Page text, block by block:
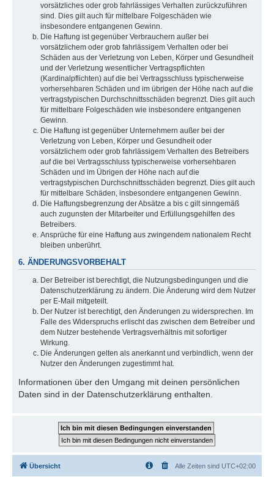
vorsätzliches oder grob fahrlässiges Verhalten zurückzuführen
sind. Dies gilt auch für mittelbare Folgeschäden wie
insbesondere entgangenen Gewinn.
Die Haftung ist gegenüber Verbrauchern außer bei
vorsätzlichem oder grob fahrlässigem Verhalten oder bei
Schäden aus der Verletzung von Leben, Körper und Gesundheit
und der Verletzung wesentlicher Vertragspflichten
(Kardinalpflichten) auf die bei Vertragsschluss typischerweise
vorhersehbaren Schäden und im übrigen der Höhe nach auf die
vertragstypischen Durchschnittsschäden begrenzt. Dies gilt auch
für mittelbare Folgeschäden wie insbesondere entgangenen
Gewinn.
Die Haftung ist gegenüber Unternehmern außer bei der
Verletzung von Leben, Körper und Gesundheit oder
vorsätzlichem oder grob fahrlässigem Verhalten des Betreibers
auf die bei Vertragsschluss typischerweise vorhersehbaren
Schäden und im Übrigen der Höhe nach auf die
vertragstypischen Durchschnittsschäden begrenzt. Dies gilt auch
für mittelbare Schäden, insbesondere entgangenen Gewinn.
Die Haftungsbegrenzung der Absätze a bis c gilt sinngemäß
auch zugunsten der Mitarbeiter und Erfüllungsgehilfen des
Betreibers.
Ansprüche für eine Haftung aus zwingendem nationalem Recht
bleiben unberührt.
6. ÄNDERUNGSVORBEHALT
Der Betreiber ist berechtigt, die Nutzungsbedingungen und die
Datenschutzerklärung zu ändern. Die Änderung wird dem Nutzer
per E-Mail mitgeteilt.
Der Nutzer ist berechtigt, den Änderungen zu widersprechen. Im
Falle des Widerspruchs erlischt das zwischen dem Betreiber und
dem Nutzer bestehende Vertragsverhältnis mit sofortiger
Wirkung.
Die Änderungen gelten als anerkannt und verbindlich, wenn der
Nutzer den Änderungen zugestimmt hat.
Informationen über den Umgang mit deinen persönlichen
Daten sind in der Datenschutzerklärung enthalten.
Übersicht Alle Zeiten sind UTC+02:00